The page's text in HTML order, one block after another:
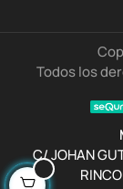
Todos los
C/ JOHAN